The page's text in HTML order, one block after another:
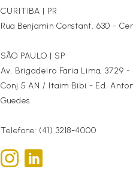
CURITIBA | PR
Rua Benjamin Constant, 630 -
SÃO PAULO | SP
Av. Brigadeiro Faria Lima, 3729 -
Conj 5 AN / Itaim Bibi - Ed.
Guedes.
Telefone: (41) 3218-4000